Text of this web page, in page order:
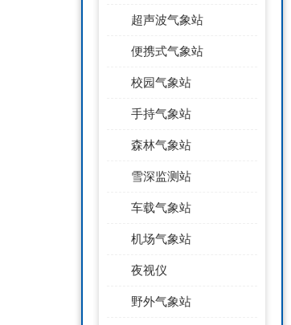
超声波气象站
便携式气象站
校园气象站
手持气象站
森林气象站
雪深监测站
车载气象站
机场气象站
夜视仪
野外气象站